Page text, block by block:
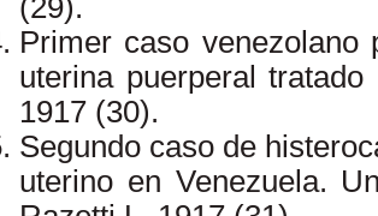
(29).
Primer caso venezolano
uterina puerperal
1917 (30).
Segundo caso de
uterino en Venezuela.